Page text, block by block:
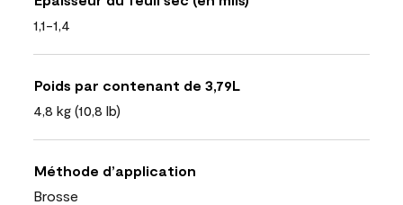
1,1-1,4
Poids par contenant de 3,79L
4,8 kg (10,8 lb)
Méthode d’application
Brosse